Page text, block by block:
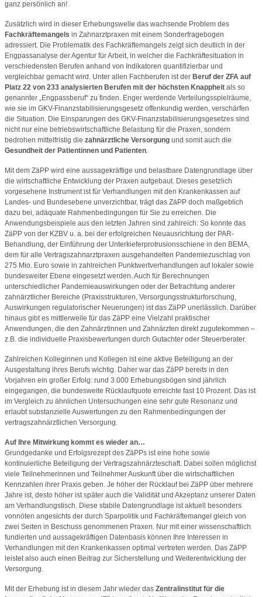
ganz persönlich an!
Zusätzlich wird in dieser Erhebungswelle das wachsende Problem des
Fachkräftemangels in Zahnarztpraxen mit einem Sonderfragebogen
adressiert. Die Problematik des Fachkräftemangels zeigt sich deutlich in der
Engpassanalyse der Agentur für Arbeit, in welcher die Fachkräftesituation in
verschiedensten Berufen anhand von Indikatoren quantifizierbar und
vergleichbar gemacht wird. Unter allen Fachberufen ist der Beruf der ZFA auf
Platz 22 von 233 analysierten Berufen mit der höchsten Knappheit als so
genannter „Engpassberuf“ zu finden. Enger werdende Verteilungsspielräume,
wie sie im GKV-Finanzstabilisierungsgesetz offenkundig werden, verschärfen
die Situation. Die Einsparungen des GKV-Finanzstabilisierungsgesetzes sind
nicht nur eine betriebswirtschaftliche Belastung für die Praxen, sondern
bedrohen mittelfristig die zahnärztliche Versorgung und somit auch die
Gesundheit der Patientinnen und Patienten.
Mit dem ZäPP wird eine aussagekräftige und belastbare Datengrundlage über
die wirtschaftliche Entwicklung der Praxen aufgebaut. Dieses gesetzlich
vorgesehene Instrument ist für Verhandlungen mit den Krankenkassen auf
Landes- und Bundesebene unverzichtbar, trägt das ZäPP doch maßgeblich
dazu bei, adäquate Rahmenbedingungen für Sie zu erreichen. Die
Anwendungsbeispiele aus den letzten Jahren sind zahlreich: So konnte das
ZäPP von der KZBV u. a. bei der erfolgreichen Neuausrichtung der PAR-
Behandlung, der Einführung der Unterkieferprotrusionsschiene in den BEMA,
dem für alle Vertragszahnarztpraxen ausgehandelten Pandemiezuschlag von
275 Mio. Euro sowie in zahlreichen Punktwertverhandlungen auf lokaler sowie
bundesweiter Ebene eingesetzt werden. Auch für Berechnungen
unterschiedlicher Pandemieauswirkungen oder der Betrachtung anderer
zahnärztlicher Bereiche (Praxisstrukturen, Versorgungsstrukturforschung,
Auswirkungen regulatorischer Neuerungen) ist das ZäPP unerlässlich. Darüber
hinaus gibt es mittlerweile für das ZäPP eine Vielzahl praktischer
Anwendungen, die den Zahnärztinnen und Zahnärzten direkt zugutekommen –
z.B. die individuelle Praxisbewertungen durch Gutachter oder Steuerberater.
Zahlreichen Kolleginnen und Kollegen ist eine aktive Beteiligung an der
Ausgestaltung ihres Berufs wichtig. Daher war das ZäPP bereits in den
Vorjahren ein großer Erfolg: rund 3.000 Erhebungsbögen sind jährlich
eingegangen, die bundesweite Rücklaufquote erreichte fast 10 Prozent. Das ist
im Vergleich zu ähnlichen Untersuchungen eine sehr gute Resonanz und
erlaubt substanzielle Auswertungen zu den Rahmenbedingungen der
vertragszahnärztlichen Versorgung.
Auf Ihre Mitwirkung kommt es wieder an…
Grundgedanke und Erfolgsrezept des ZäPPs ist eine hohe sowie
kontinuierliche Beteiligung der Vertragszahnärzteschaft. Dabei sollen möglichst
viele Teilnehmerinnen und Teilnehmer Auskunft über die wirtschaftlichen
Kennzahlen ihrer Praxis geben. Je höher der Rücklauf bei ZäPP über mehrere
Jahre ist, desto höher ist später auch die Validität und Akzeptanz unserer Daten
am Verhandlungstisch. Diese stabile Datengrundlage ist aktuell besonders
vonnöten angesichts der durch Sparpolitik und Fachkräftemangel gleich von
zwei Seiten in Beschuss genommenen Praxen. Nur mit einer wissenschaftlich
fundierten und aussagekräftigen Datenbasis können Ihre Interessen in
Verhandlungen mit den Krankenkassen optimal vertreten werden. Das ZäPP
leistet also auch einen Beitrag zur Sicherstellung und Weiterentwicklung der
Versorgung.
Mit der Erhebung ist in diesem Jahr wieder das Zentralinstitut für die